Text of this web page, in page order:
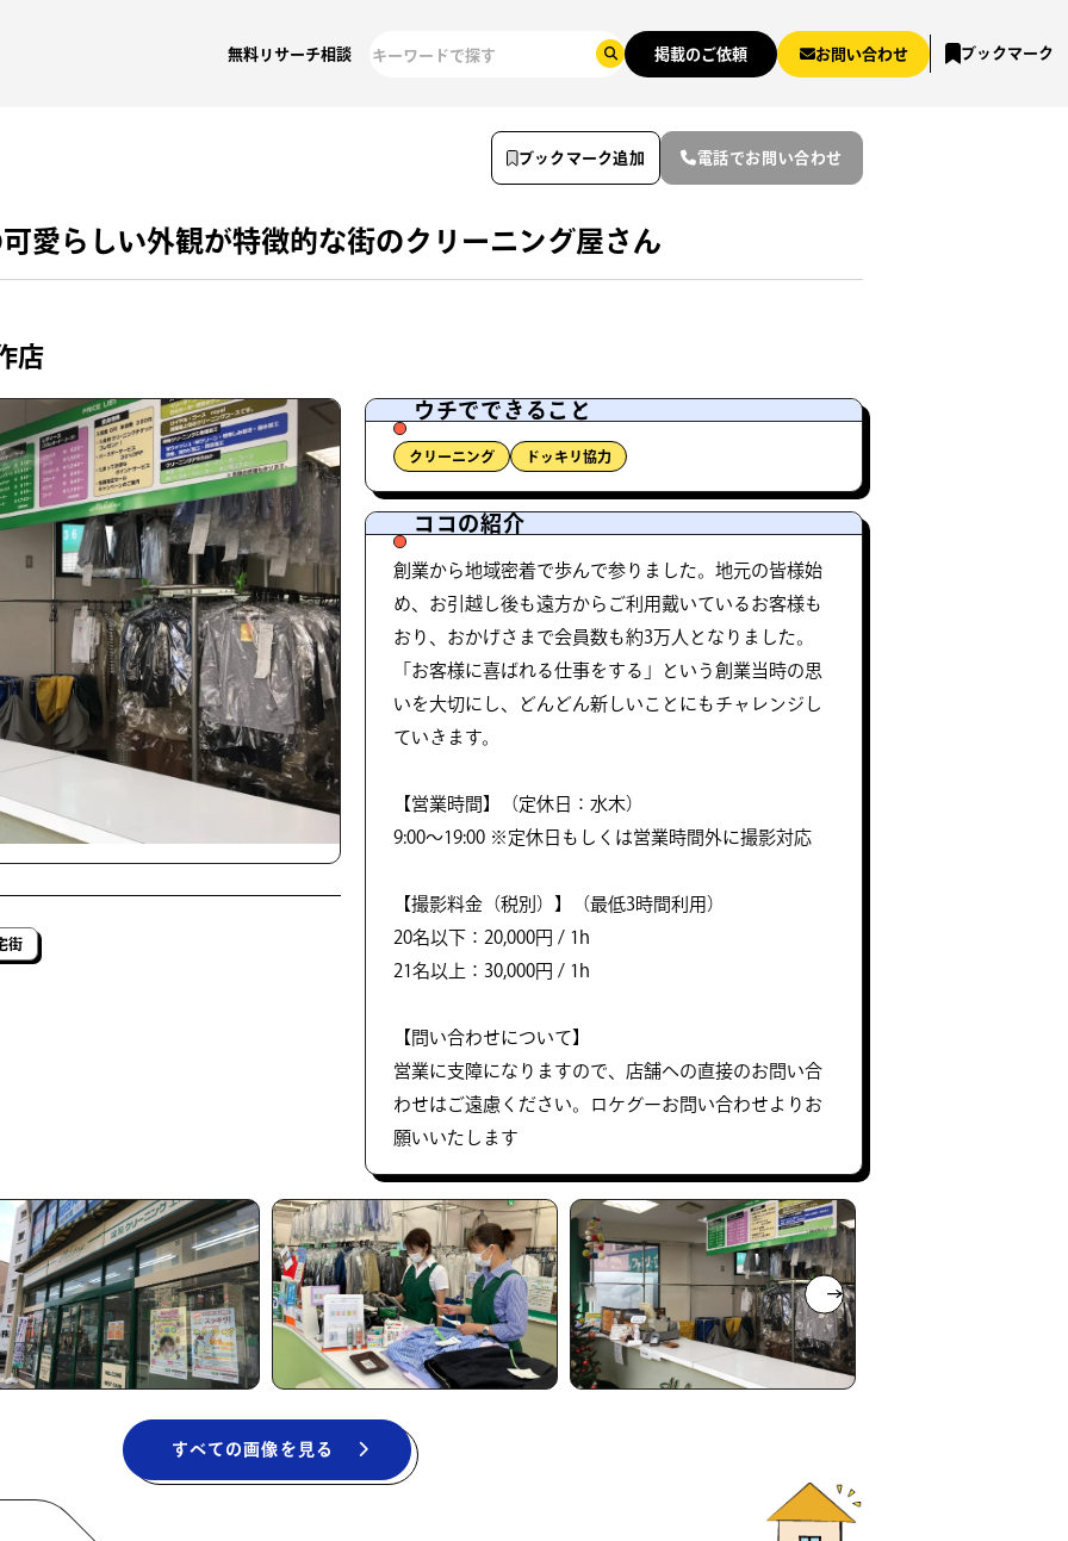
無料リサーチ相談 掲載のご依頼 お問い合わせ ブックマーク
愛らしい外観が特徴的な街のクリーニング屋さん
店
街
ウチでできること
クリーニング ドッキリ協力
ココの紹介
創業から地域密着で歩んで参りました。地元の皆様始
め、お引越し後も遠方からご利用戴いているお客様も
おり、おかげさまで会員数も約3万人となりました。
「お客様に喜ばれる仕事をする」という創業当時の思
いを大切にし、どんどん新しいことにもチャレンジし
ていきます。
【営業時間】（定休日：水木）
9:00〜19:00 ※定休日もしくは営業時間外に撮影対応
【撮影料金（税別）】（最低3時間利用）
20名以下：20,000円 / 1h
21名以上：30,000円 / 1h
【問い合わせについて】
営業に支障になりますので、店舗への直接のお問い合
わせはご遠慮ください。ロケグーお問い合わせよりお
願いいたします
すべての画像を見る
ブックマーク追加 電話でお問い合わせ